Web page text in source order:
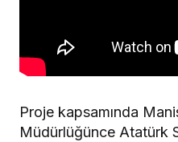
Proje kapsamında
Müdürlüğünce Atatürk